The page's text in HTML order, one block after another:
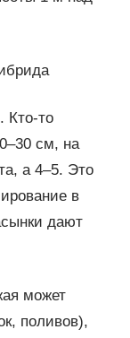
Кто-то
см, на
а 4–5. Это
в
дают
может
поливов),